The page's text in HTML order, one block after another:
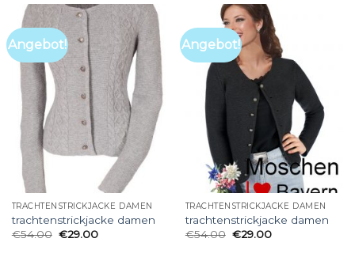
Angebot!
TRACHTENSTRICKJACKE DAMEN
trachtenstrickjacke damen
€54.00 €29.00
Angebot!
TRACHTENSTRICKJACKE DAMEN
trachtenstrickjacke damen
€54.00 €29.00